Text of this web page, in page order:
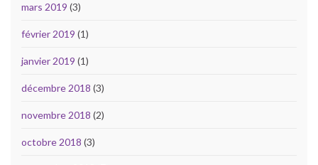
mars 2019 (3)
février 2019 (1)
janvier 2019 (1)
décembre 2018 (3)
novembre 2018 (2)
octobre 2018 (3)